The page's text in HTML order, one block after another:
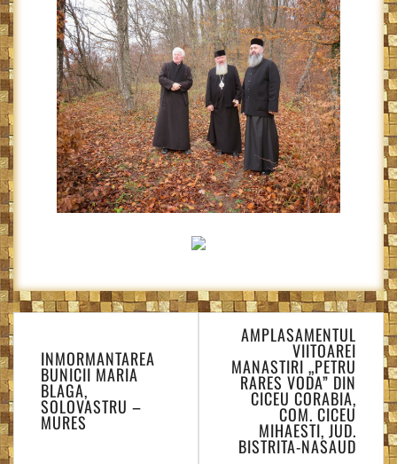
Navigare
în
articole
INMORMANTAREA
BUNICII MARIA
BLAGA,
SOLOVASTRU –
MURES
AMPLASAMENTUL
VIITOAREI
MANASTIRI „PETRU
RARES VODA” DIN
CICEU CORABIA,
COM. CICEU
MIHAESTI, JUD.
BISTRITA-NASAUD